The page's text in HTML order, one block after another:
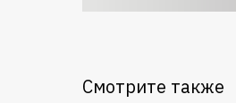
Смотрите также